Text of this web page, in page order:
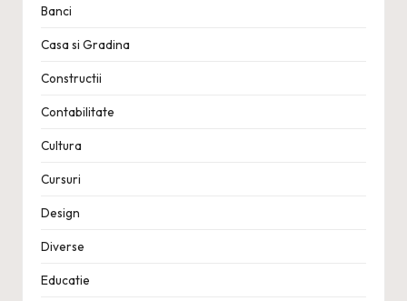
Banci
Casa si Gradina
Constructii
Contabilitate
Cultura
Cursuri
Design
Diverse
Educatie